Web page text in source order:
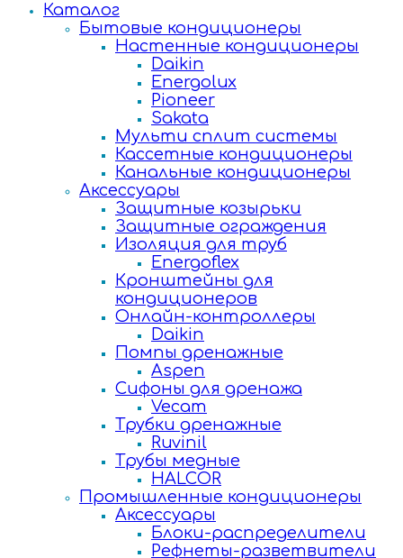
Каталог
Бытовые кондиционеры
Настенные кондиционеры
Daikin
Energolux
Pioneer
Sakata
Мульти сплит системы
Кассетные кондиционеры
Канальные кондиционеры
Аксессуары
Защитные козырьки
Защитные ограждения
Изоляция для труб
Energoflex
Кронштейны для
кондиционеров
Онлайн-контроллеры
Daikin
Помпы дренажные
Aspen
Сифоны для дренажа
Vecam
Трубки дренажные
Ruvinil
Трубы медные
HALCOR
Промышленные кондиционеры
Аксессуары
Блоки-распределители
Рефнеты-разветвители